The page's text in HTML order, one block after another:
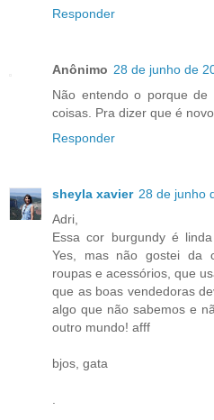
Responder
Anônimo 28 de junho de
Não entendo o porque
coisas. Pra dizer que é
Responder
sheyla xavier 28 de junho
Adri,
Essa cor burgundy é
Yes, mas não gostei da
roupas e acessórios, que
que as boas vendedoras
algo que não sabemos e
outro mundo! afff
bjos, gata